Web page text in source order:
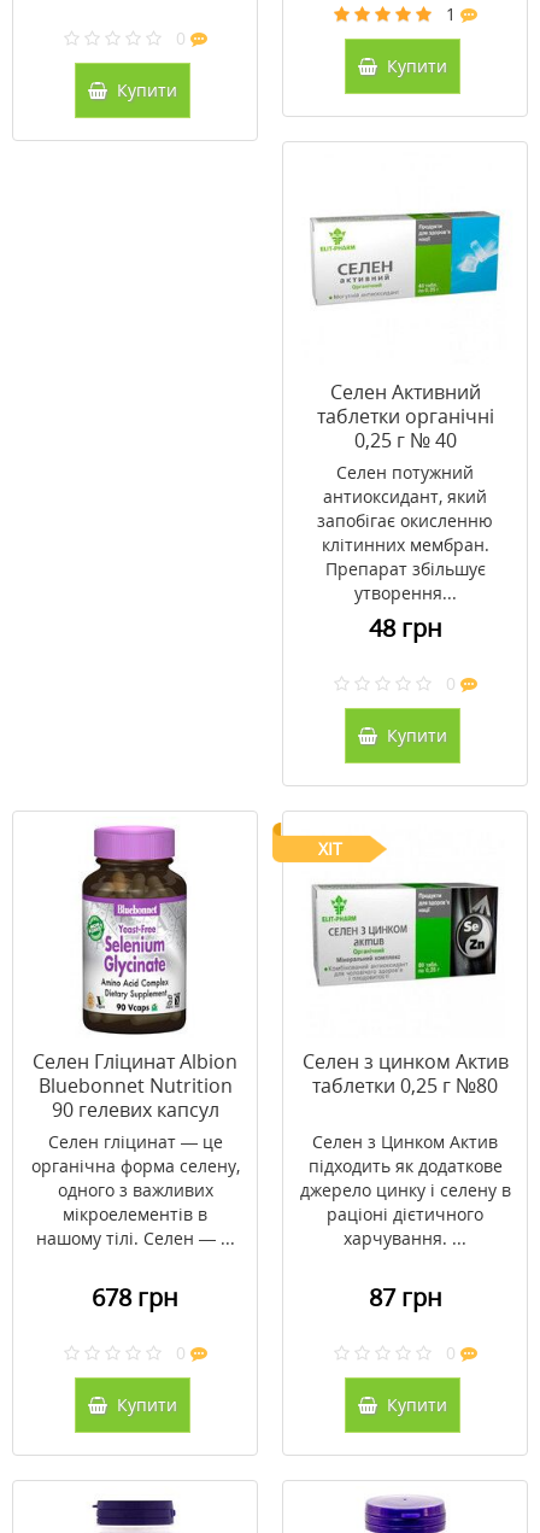
0
Купити
1
Купити
Селен Активний
таблетки органічні
0,25 г № 40
Селен потужний
антиоксидант, який
запобігає окисленню
клітинних мембран.
Препарат збільшує
утворення...
48 грн
0
Купити
Селен Гліцинат Albion
Bluebonnet Nutrition
90 гелевих капсул
Селен гліцинат — це
органічна форма селену,
одного з важливих
мікроелементів в
нашому тілі. Селен — ...
678 грн
0
Купити
ХІТ
Селен з цинком Актив
таблетки 0,25 г №80
Селен з Цинком Актив
підходить як додаткове
джерело цинку і селену в
раціоні дієтичного
харчування. ...
87 грн
0
Купити